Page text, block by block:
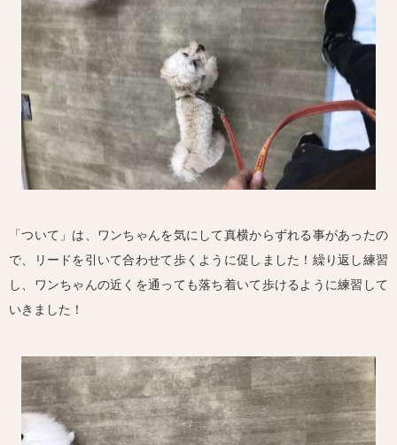
「ついて」は、ワンちゃんを気にして真横からずれる事があったの
で、リードを引いて合わせて歩くように促しました！繰り返し練習
し、ワンちゃんの近くを通っても落ち着いて歩けるように練習して
いきました！